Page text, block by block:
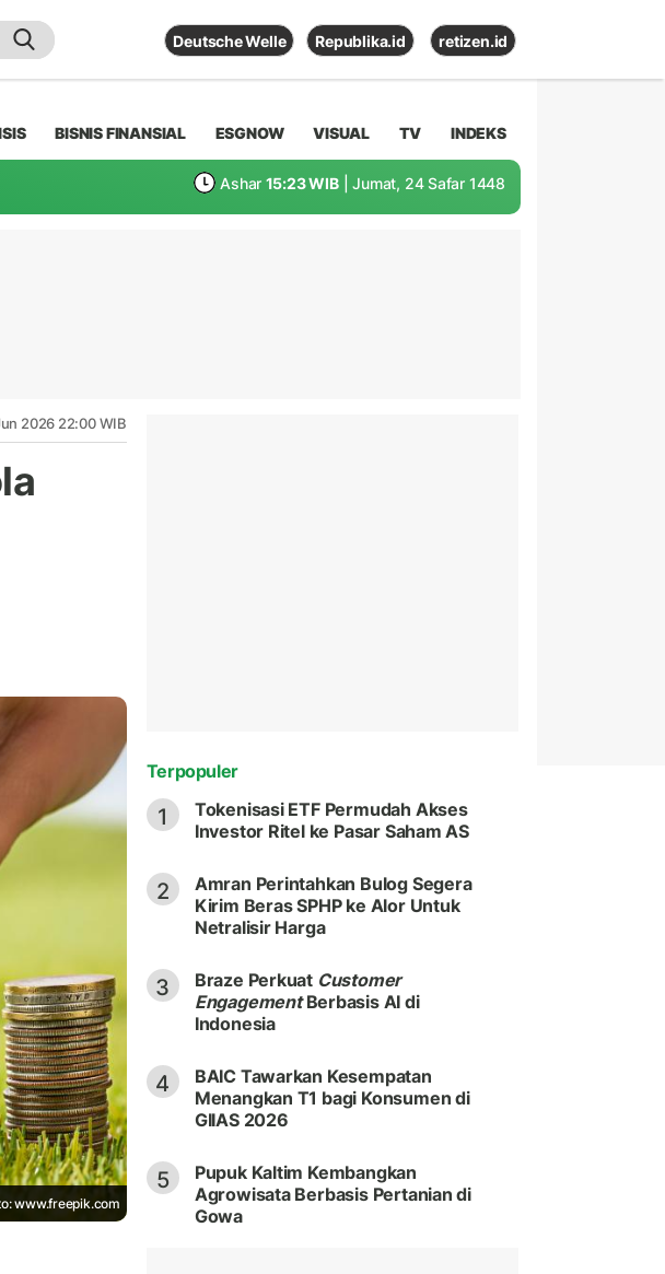
Deutsche Welle Republika.id retizen.id
BISNIS FINANSIAL ESGNOW VISUAL TV INDEKS
Ashar 15:23 WIB | Jumat, 24 Safar 1448
2026 22:00 WIB
www.freepik.com
Terpopuler
1
Tokenisasi ETF Permudah Akses
Investor Ritel ke Pasar Saham AS
2
Amran Perintahkan Bulog Segera
Kirim Beras SPHP ke Alor Untuk
Netralisir Harga
3 Braze Perkuat Customer
EngagementBerbasis AI di
Indonesia
4
BAIC Tawarkan Kesempatan
Menangkan T1 bagi Konsumen di
GIIAS 2026
5
Pupuk Kaltim Kembangkan
Agrowisata Berbasis Pertanian di
Gowa